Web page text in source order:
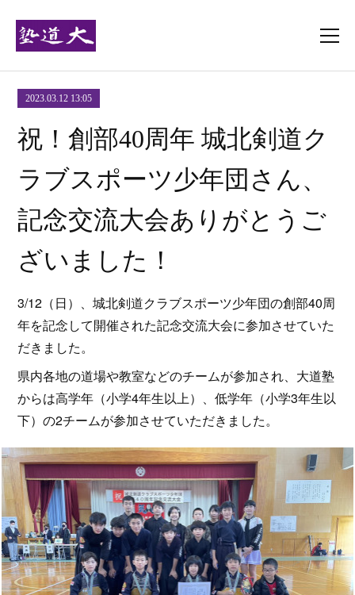
2023.03.12 13:05
祝！創部40周年 城北剣道ク
ラブスポーツ少年団さん、
記念交流大会ありがとうご
ざいました！
3/12（日）、城北剣道クラブスポーツ少年団の創部40周
年を記念して開催された記念交流大会に参加させていた
だきました。
県内各地の道場や教室などのチームが参加され、大道塾
からは高学年（小学4年生以上）、低学年（小学3年生以
下）の2チームが参加させていただきました。